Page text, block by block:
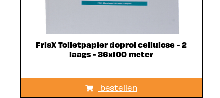
FrisX Toiletpapier doprol cellulose - 2
laags - 36x100 meter
bestellen